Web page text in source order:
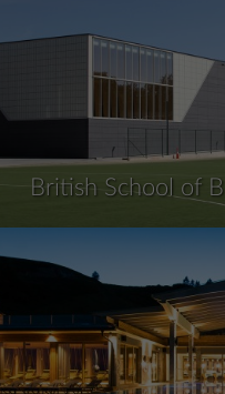
British School of